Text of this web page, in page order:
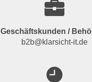
Geschäftskunden /
b2b@klarsicht-it.de